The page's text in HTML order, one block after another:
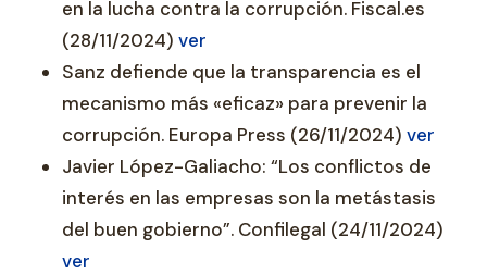
en la lucha contra la corrupción. Fiscal.es
(28/11/2024) ver
Sanz defiende que la transparencia es el
mecanismo más «eficaz» para prevenir la
corrupción. Europa Press (26/11/2024) ver
Javier López-Galiacho: “Los conflictos de
interés en las empresas son la metástasis
del buen gobierno”. Confilegal (24/11/2024)
ver